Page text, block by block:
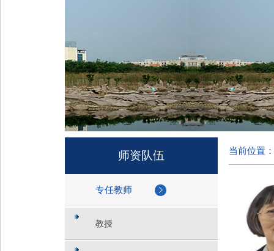
师资队伍
专任教师
教授
当前位置：